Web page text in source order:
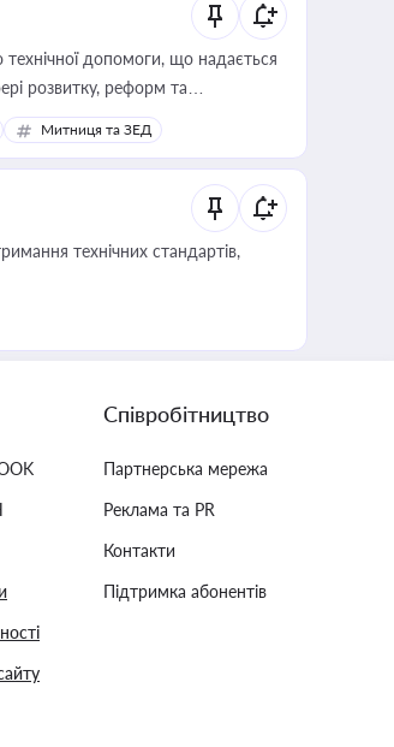
допомоги, що надається
розвитку, реформ та
Митниця та ЗЕД
технічних стандартів,
Співробітництво
Партнерська мережа
Реклама та PR
Контакти
Підтримка абонентів